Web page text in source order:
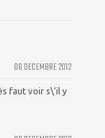
06 DECEMBRE 2012
faut voir s\'il y